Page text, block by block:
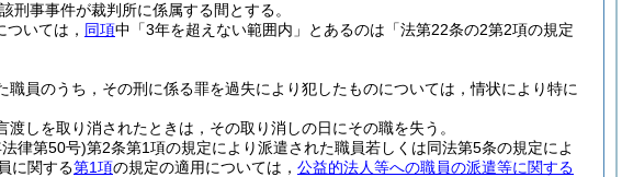
事事件が裁判所に係属する間とする。
ついては， 同項中「3年を超えない範囲内」とあるのは「法第22条の2第2項の規定
員のうち，その刑に係る罪を過失により犯したものについては，情状により特に
しを取り消されたときは，その取り消しの日にその職を失う。
律第50号)第2条第1項の規定により派遣された職員若しくは同法第5条の規定によ
に関する第1項の規定の適用については， 公益的法人等への職員の派遣等に関する